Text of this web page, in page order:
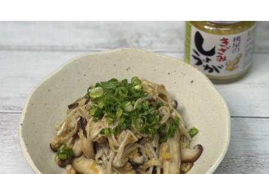
イベント・グッズ
会社情報